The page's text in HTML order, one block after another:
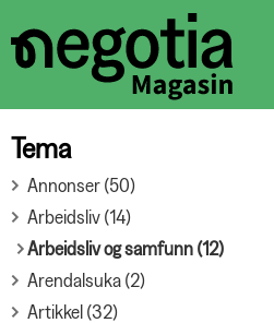
Tema
Annonser (50)
Arbeidsliv (14)
Arbeidsliv og samfunn (12)
Arendalsuka (2)
Artikkel (32)